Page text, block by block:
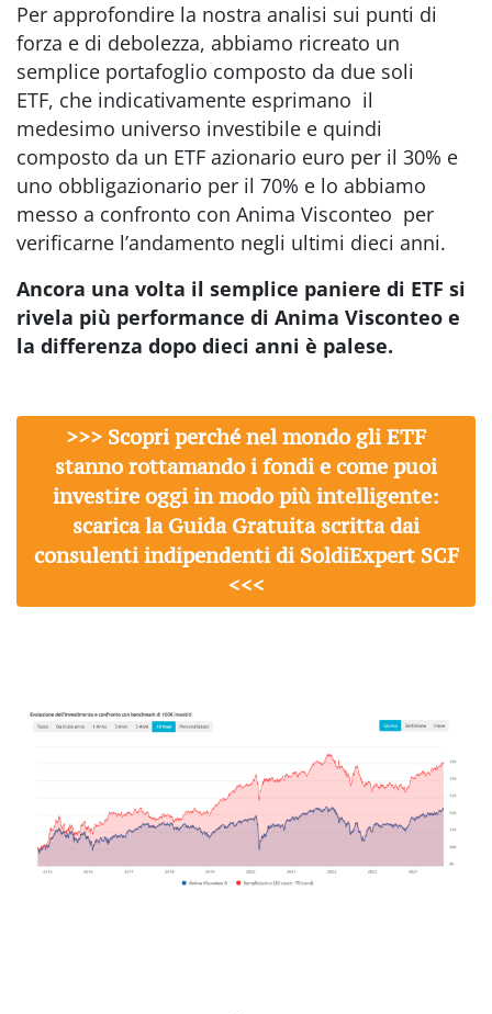
Per approfondire la nostra analisi sui punti di
forza e di debolezza, abbiamo ricreato un
semplice portafoglio composto da due soli
ETF, che indicativamente esprimano il
medesimo universo investibile e quindi
composto da un ETF azionario euro per il 30% e
uno obbligazionario per il 70% e lo abbiamo
messo a confronto con Anima Visconteo per
verificarne l’andamento negli ultimi dieci anni.
Ancora una volta il semplice paniere di ETF si
rivela più performance di Anima Visconteo e
la differenza dopo dieci anni è palese.
>>> Scopri perché nel mondo gli ETF
stanno rottamando i fondi e come puoi
investire oggi in modo più intelligente:
scarica la Guida Gratuita scritta dai
consulenti indipendenti di SoldiExpert SCF
<<<